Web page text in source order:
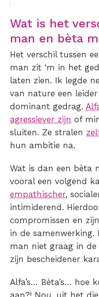
Wat is het
man en bèta
Het verschil tussen
man zit ‘m in het
laten zien. Ik legde
van nature een
dominant gedrag.
agressiever zijn of
sluiten. Ze stralen
hun ambitie na.
Wat is dan een bèta
vooral een volgend
empathischer,
intimiderend.
compromissen en
in de samenwerking.
man niet graag in
zijn bescheidener
Alfa’s… Bèta’s… hoe